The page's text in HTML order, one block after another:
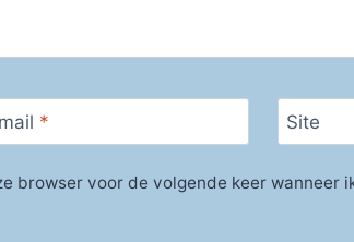
* Site
browser voor de volgende keer wanneer